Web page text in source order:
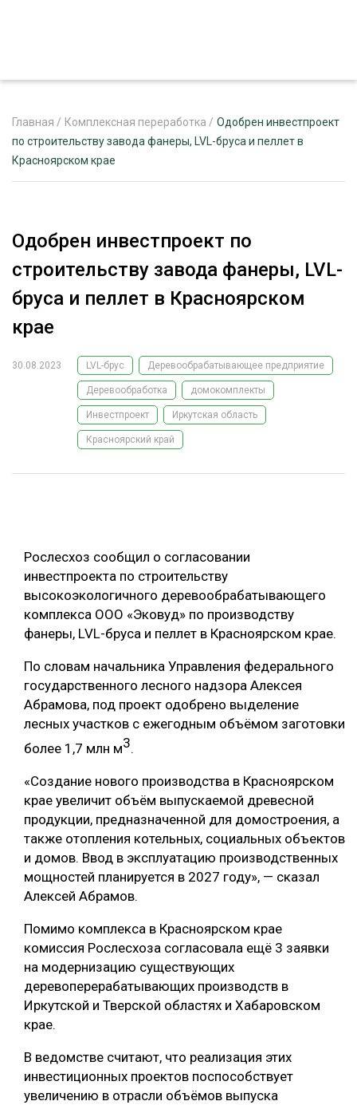
ЖУРНАЛ «ЛЕСНОЙ КОМПЛЕКС»
ЛЕСНОЕ ХОЗЯЙСТВО
ОБРАБОТКА ДРЕВЕСИНЫ
ЦИФРОВАЯ СРЕДА
БИОЭНЕРГЕТИКА
ЦБП
КОМПЛЕКСНАЯ ПЕРЕРАБОТКА
БЕЗОПАСНОЕ ПРОИЗВОДСТВО
СОРТИРОВКА ДРЕВЕСИНЫ
СУШКА ДРЕВЕСИНЫ
ЭКСПЕРТНОЕ МНЕНИЕ
Главная / Комплексная переработка / Одобрен инвестпроект
по строительству завода фанеры, LVL-бруса и пеллет в
Красноярском крае
Одобрен инвестпроект по
строительству завода фанеры, LVL-
бруса и пеллет в Красноярском
крае
30.08.2023 LVL-брус Деревообрабатывающее предприятие
Деревообработка домокомплекты
Инвестпроект Иркутская область
Красноярский край
Рослесхоз сообщил о согласовании
инвестпроекта по строительству
высокоэкологичного деревообрабатывающего
комплекса ООО «Эковуд» по производству
фанеры, LVL-бруса и пеллет в Красноярском крае.
По словам начальника Управления федерального
государственного лесного надзора Алексея
Абрамова, под проект одобрено выделение
лесных участков с ежегодным объёмом заготовки
более 1,7 млн м3.
«Создание нового производства в Красноярском
крае увеличит объём выпускаемой древесной
продукции, предназначенной для домостроения, а
также отопления котельных, социальных объектов
и домов. Ввод в эксплуатацию производственных
мощностей планируется в 2027 году», — сказал
Алексей Абрамов.
Помимо комплекса в Красноярском крае
комиссия Рослесхоза согласовала ещё 3 заявки
на модернизацию существующих
деревоперерабатывающих производств в
Иркутской и Тверской областях и Хабаровском
крае.
В ведомстве считают, что реализация этих
инвестиционных проектов поспособствует
увеличению в отрасли объёмов выпуска